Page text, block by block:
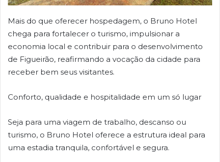
Mais do que oferecer hospedagem, o Bruno Hotel
chega para fortalecer o turismo, impulsionar a
economia local e contribuir para o desenvolvimento
de Figueirão, reafirmando a vocação da cidade para
receber bem seus visitantes.
Conforto, qualidade e hospitalidade em um só lugar
Seja para uma viagem de trabalho, descanso ou
turismo, o Bruno Hotel oferece a estrutura ideal para
uma estadia tranquila, confortável e segura.